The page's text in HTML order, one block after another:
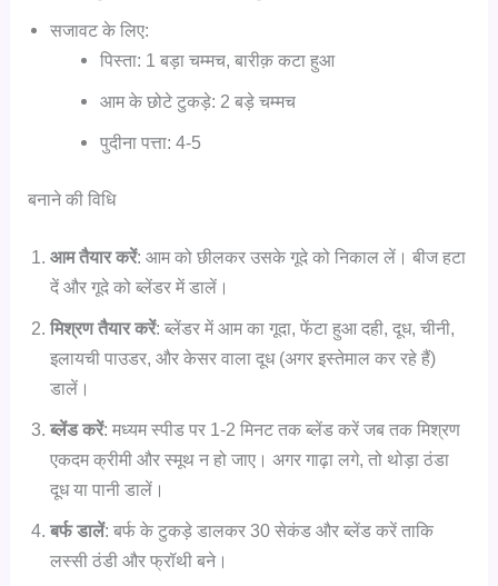
सजावट के लिए:
पिस्ता: 1 बड़ा चम्मच, बारीक़ कटा हुआ
आम के छोटे टुकड़े: 2 बड़े चम्मच
पुदीना पत्ता: 4-5
बनाने की विधि
आम तैयार करें: आम को छीलकर उसके गूदे को निकाल लें। बीज हटा
दें और गूदे को ब्लेंडर में डालें।
मिश्रण तैयार करें: ब्लेंडर में आम का गूदा, फेंटा हुआ दही, दूध, चीनी,
इलायची पाउडर, और केसर वाला दूध (अगर इस्तेमाल कर रहे हैं)
डालें।
ब्लेंड करें: मध्यम स्पीड पर 1-2 मिनट तक ब्लेंड करें जब तक मिश्रण
एकदम क्रीमी और स्मूथ न हो जाए। अगर गाढ़ा लगे, तो थोड़ा ठंडा
दूध या पानी डालें।
बर्फ डालें: बर्फ के टुकड़े डालकर 30 सेकंड और ब्लेंड करें ताकि
लस्सी ठंडी और फ्रॉथी बने।